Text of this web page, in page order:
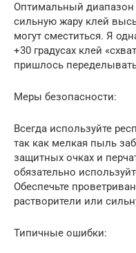
Оптимальный диапазон
сильную жару клей
могут сместиться. Я
+30 градусах клей
пришлось
Меры безопасности:
Всегда используйте
так как мелкая пыль
защитных очках и
обязательно
Обеспечьте
растворители или
Типичные ошибки: